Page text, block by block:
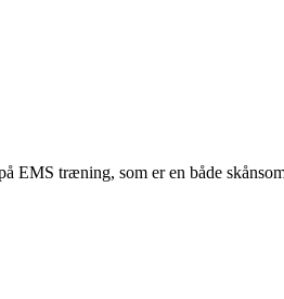
EMS træning, som er en både